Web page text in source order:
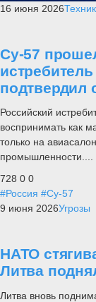
16 июня 2026
Су-57
подтвердил
Российский
воспринимать как
только на
промышленности....
728 0 0
#Россия #Су-57
9 июня 2026Угрозы
НАТО
Литва
Литва вновь